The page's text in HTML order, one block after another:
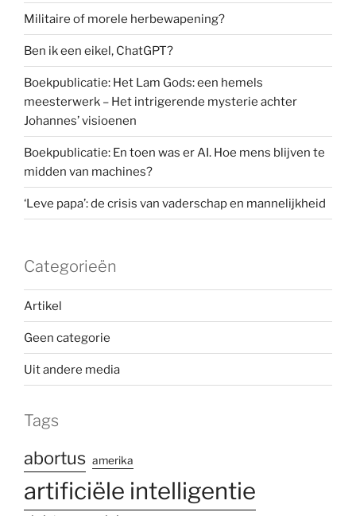
Militaire of morele herbewapening?
Ben ik een eikel, ChatGPT?
Boekpublicatie: Het Lam Gods: een hemels
meesterwerk – Het intrigerende mysterie achter
Johannes’ visioenen
Boekpublicatie: En toen was er AI. Hoe mens blijven te
midden van machines?
‘Leve papa’: de crisis van vaderschap en mannelijkheid
Categorieën
Artikel
Geen categorie
Uit andere media
Tags
abortus amerika
artificiële intelligentie